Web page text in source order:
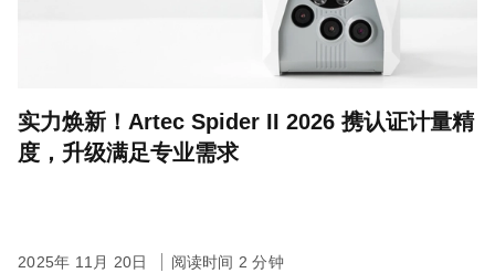
实力焕新！Artec Spider II 2026 携认证计量精
度，升级满足专业需求
2025年 11月 20日 阅读时间 2 分钟